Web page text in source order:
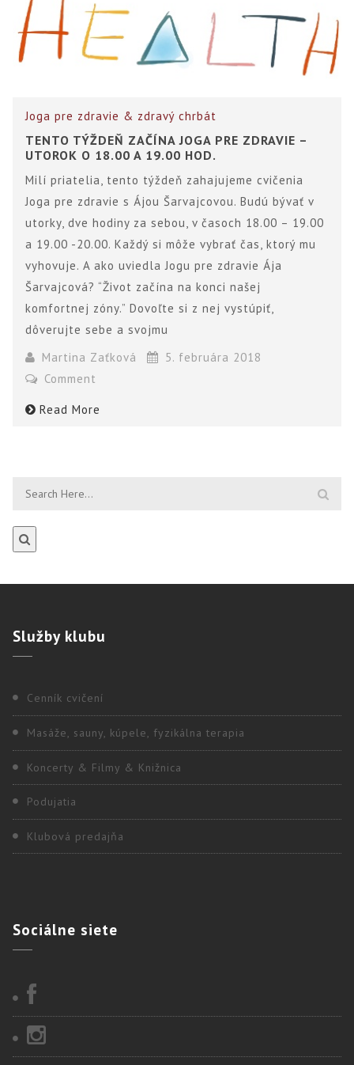
Joga pre zdravie & zdravý chrbát
TENTO TÝŽDEŇ ZAČÍNA JOGA PRE ZDRAVIE –
UTOROK O 18.00 A 19.00 HOD.
Milí priatelia, tento týždeň zahajujeme cvičenia
Joga pre zdravie s Ájou Šarvajcovou. Budú bývať v
utorky, dve hodiny za sebou, v časoch 18.00 – 19.00
a 19.00 -20.00. Každý si môže vybrať čas, ktorý mu
vyhovuje. A ako uviedla Jogu pre zdravie Ája
Šarvajcová? “Život začína na konci našej
komfortnej zóny.” Dovoľte si z nej vystúpiť,
dôverujte sebe a svojmu
Martina Zaťková
5. februára 2018
Comment
Read More
Službyklubu
Cenník cvičení
Masáže, sauny, kúpele, fyzikálna terapia
Koncerty & Filmy & Knižnica
Podujatia
Klubová predajňa
Sociálne siete